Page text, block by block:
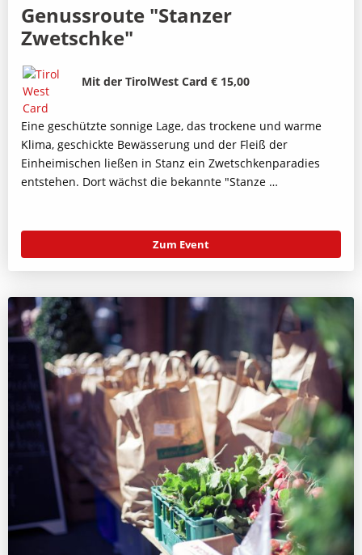
Genussroute "Stanzer
Zwetschke"
Bild
Beschreibung
Mit der TirolWest Card € 15,00
Eine geschützte sonnige Lage, das trockene und warme
Klima, geschickte Bewässerung und der Fleiß der
Einheimischen ließen in Stanz ein Zwetschkenparadies
entstehen. Dort wächst die bekannte "Stanze …
Zum Event